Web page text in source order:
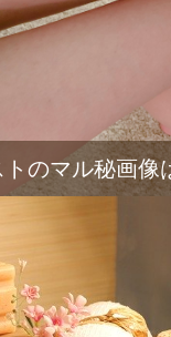
のマル秘画像